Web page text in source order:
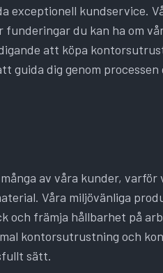
exceptionell kundservice.
du kan ha om
att köpa
guida dig genom
av våra kunder, varför
Våra miljövänliga
främja hållbarhet på
kontorsutrustning och
sätt.